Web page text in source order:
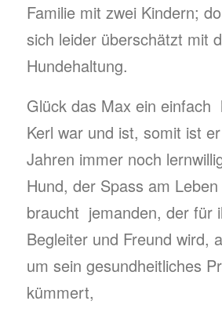
Familie mit zwei Kindern;
sich leider überschätzt mit
Hundehaltung.
Glück das Max ein einfach
Kerl war und ist, somit ist
Jahren immer noch
Hund, der Spass am
braucht jemanden, der für
Begleiter und Freund wird,
um sein gesundheitliches
kümmert,